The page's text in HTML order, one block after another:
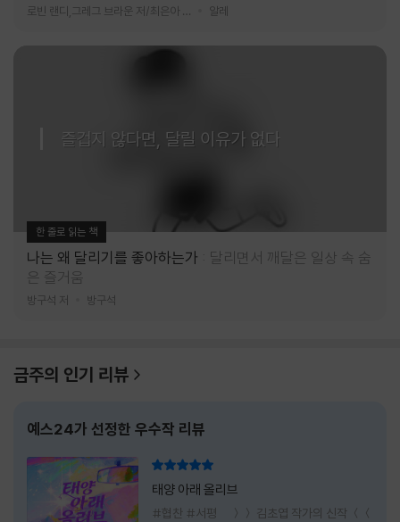
알레
즐겁지 않다면, 달릴 이유가 없다
한 줄로 읽는 책
나는 왜 달리기를 좋아하는가
달리면서 깨달은 일상 속 숨
은 즐거움
방구석 저 방구석
금주의 인기 리뷰
예스24가 선정한 우수작 리뷰
태양 아래 올리브
#협찬 #서평 ＞＞ 김초엽 작가의 신작 ＜＜